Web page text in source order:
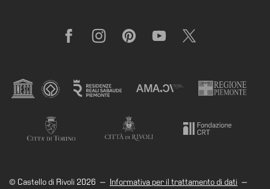
FacebookInstagramPinterestYouTube X
© Castello di Rivoli 2026 — Informativa per il trattamento di dati —